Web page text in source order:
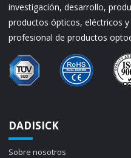
investigación, desarrollo,
productos ópticos, eléctricos
profesional de productos
DADISICK
Sobre nosotros